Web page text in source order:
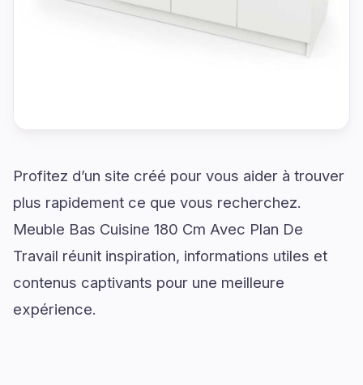
Profitez d’un site créé pour vous aider à trouver
plus rapidement ce que vous recherchez.
Meuble Bas Cuisine 180 Cm Avec Plan De
Travail réunit inspiration, informations utiles et
contenus captivants pour une meilleure
expérience.